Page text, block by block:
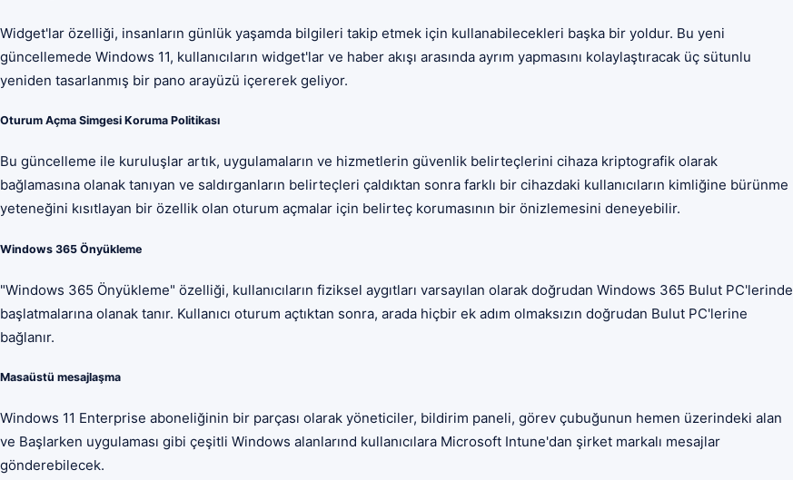
Widget'lar özelliği, insanların günlük yaşamda bilgileri takip etmek için kullanabilecekleri başka bir yoldur. Bu yeni
güncellemede Windows 11, kullanıcıların widget'lar ve haber akışı arasında ayrım yapmasını kolaylaştıracak üç sütunlu
yeniden tasarlanmış bir pano arayüzü içererek geliyor.
Oturum Açma Simgesi Koruma Politikası
Bu güncelleme ile kuruluşlar artık, uygulamaların ve hizmetlerin güvenlik belirteçlerini cihaza kriptografik olarak
bağlamasına olanak tanıyan ve saldırganların belirteçleri çaldıktan sonra farklı bir cihazdaki kullanıcıların kimliğine bürünme
yeteneğini kısıtlayan bir özellik olan oturum açmalar için belirteç korumasının bir önizlemesini deneyebilir.
Windows 365 Önyükleme
"Windows 365 Önyükleme" özelliği, kullanıcıların fiziksel aygıtları varsayılan olarak doğrudan Windows 365 Bulut PC'lerinde
başlatmalarına olanak tanır. Kullanıcı oturum açtıktan sonra, arada hiçbir ek adım olmaksızın doğrudan Bulut PC'lerine
bağlanır.
Masaüstü mesajlaşma
Windows 11 Enterprise aboneliğinin bir parçası olarak yöneticiler, bildirim paneli, görev çubuğunun hemen üzerindeki alan
ve Başlarken uygulaması gibi çeşitli Windows alanlarınd kullanıcılara Microsoft Intune'dan şirket markalı mesajlar
gönderebilecek.